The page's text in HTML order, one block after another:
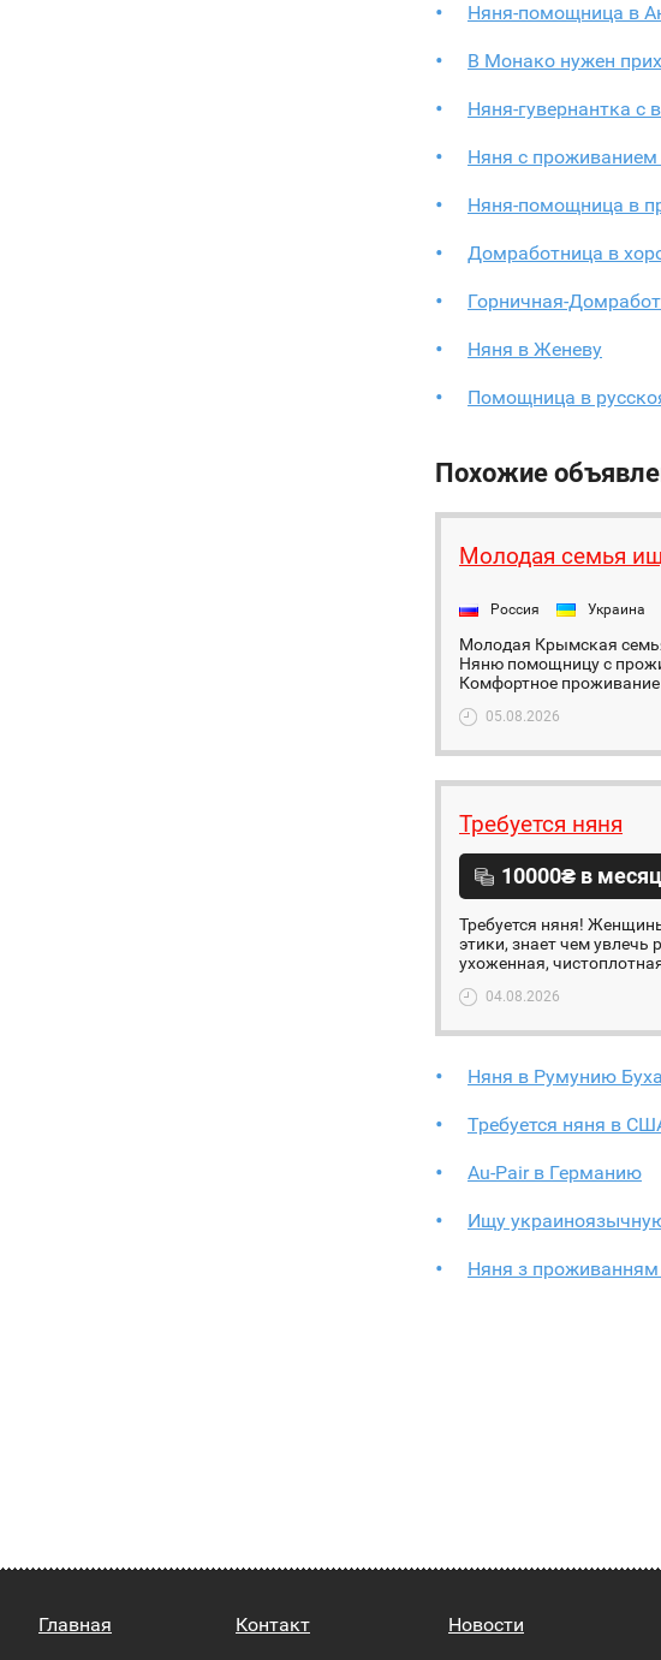
Няня-помощница в
В Монако нужен
Няня-гувернантка с
Няня с
Няня-помощница в
Домработница в
Горничная-
Няня в Женеву
Помощница в
Похожие
Молодая семья
Россия Украина
Молодая Крымская
Няню помощницу с
Комфортное
05.08.2026
Требуется няня
10000₴ в месяц
Требуется няня!
этики, знает чем
ухоженная,
04.08.2026
Няня в Румунию
Требуется няня в
Au-Pair в Германию
Ищу
Няня з
Главная Контакт Новости